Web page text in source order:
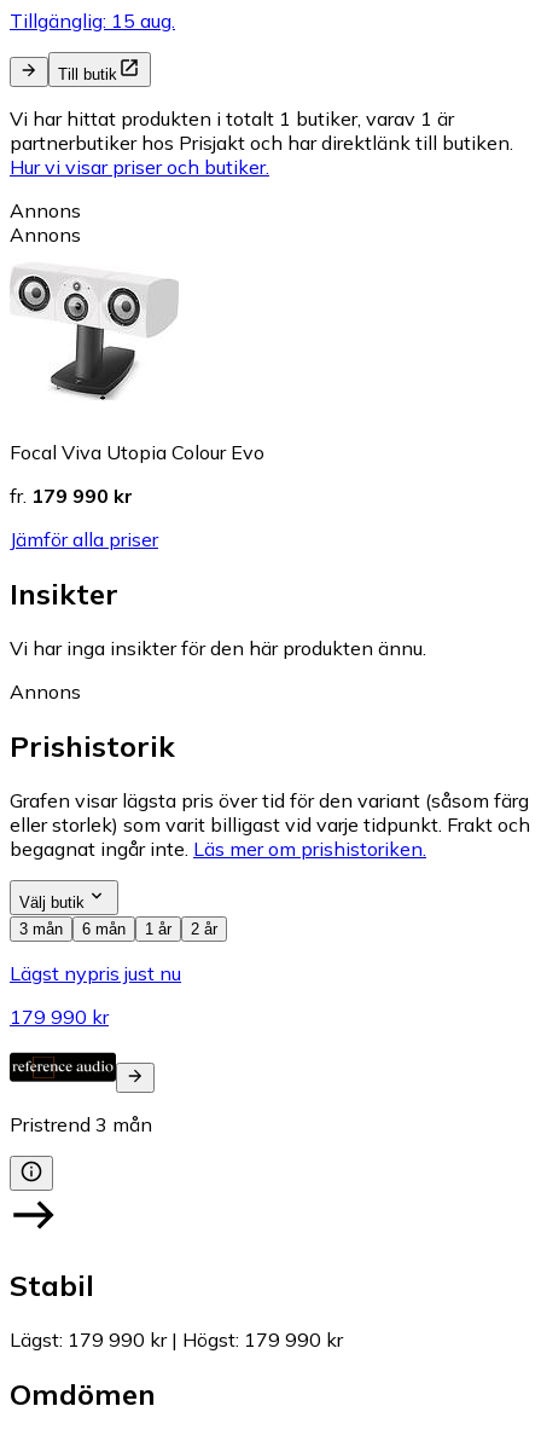
Tillgänglig: 15 aug.
Till butik
Vi har hittat produkten i totalt 1 butiker, varav 1 är
partnerbutiker hos Prisjakt och har direktlänk till butiken.
Hur vi visar priser och butiker.
Annons
Annons
Focal Viva Utopia Colour Evo
fr. 179 990 kr
Jämför alla priser
Insikter
Vi har inga insikter för den här produkten ännu.
Annons
Prishistorik
Grafen visar lägsta pris över tid för den variant (såsom färg
eller storlek) som varit billigast vid varje tidpunkt. Frakt och
begagnat ingår inte. Läs mer om prishistoriken.
Välj butik
3 mån
6 mån 1 år 2 år
Lägst nypris just nu
179 990 kr
Pristrend 3 mån
Stabil
Lägst: 179 990 kr| Högst: 179 990 kr
Omdömen